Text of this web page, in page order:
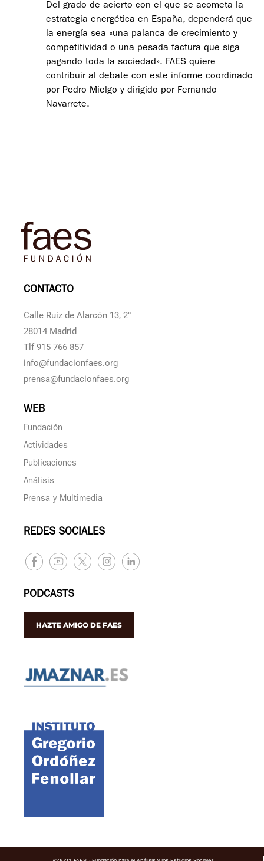
Del grado de acierto con el que se acometa la
estrategia energética en España, dependerá que
la energía sea «una palanca de crecimiento y
competitividad o una pesada factura que siga
pagando toda la sociedad». FAES quiere
contribuir al debate con este informe coordinado
por Pedro Mielgo y dirigido por Fernando
Navarrete.
CONTACTO
Calle Ruiz de Alarcón 13, 2°
28014 Madrid
Tlf 915 766 857
info@fundacionfaes.org
prensa@fundacionfaes.org
WEB
Fundación
Actividades
Publicaciones
Análisis
Prensa y Multimedia
REDES SOCIALES
PODCASTS
HAZTE AMIGO DE FAES